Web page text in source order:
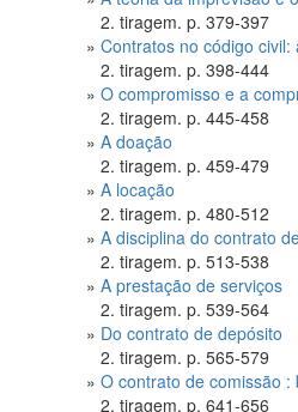
2. tiragem. p. 379-397
»Contratos no código
2. tiragem. p. 398-444
»O compromisso e a
2. tiragem. p. 445-458
»A doação
2. tiragem. p. 459-479
»A locação
2. tiragem. p. 480-512
»A disciplina do contrato
2. tiragem. p. 513-538
»A prestação de serviços
2. tiragem. p. 539-564
» Do contrato de depósito
2. tiragem. p. 565-579
»O contrato de comissão
2. tiragem. p. 641-656